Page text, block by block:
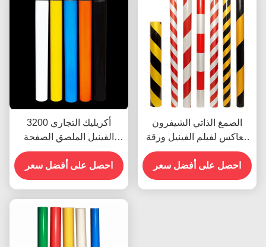
3200 أكريليك التجاري
الفينيل الملصق الصفحة
العاكسة الفيلم المخصص
احصل على أفضل سعر
الصمغ الذاتي الشيفرون
العاكس لفيلم الفينيل ورقة
الفينيل رول الدرجة الإعلانية
احصل على أفضل سعر